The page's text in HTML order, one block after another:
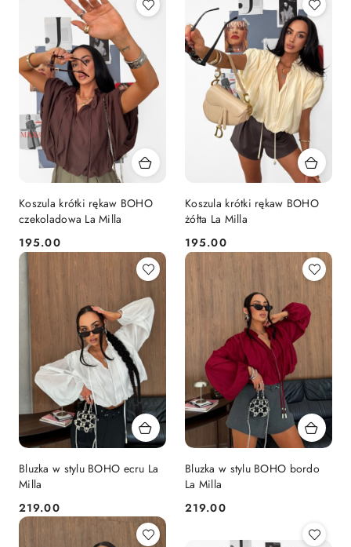
Koszula krótki rękaw BOHO
czekoladowa La Milla
Cena:
195.00
Koszula krótki rękaw BOHO
żółta La Milla
Cena:
195.00
Bluzka w stylu BOHO ecru La
Milla
Cena:
219.00
Bluzka w stylu BOHO bordo
La Milla
Cena:
219.00